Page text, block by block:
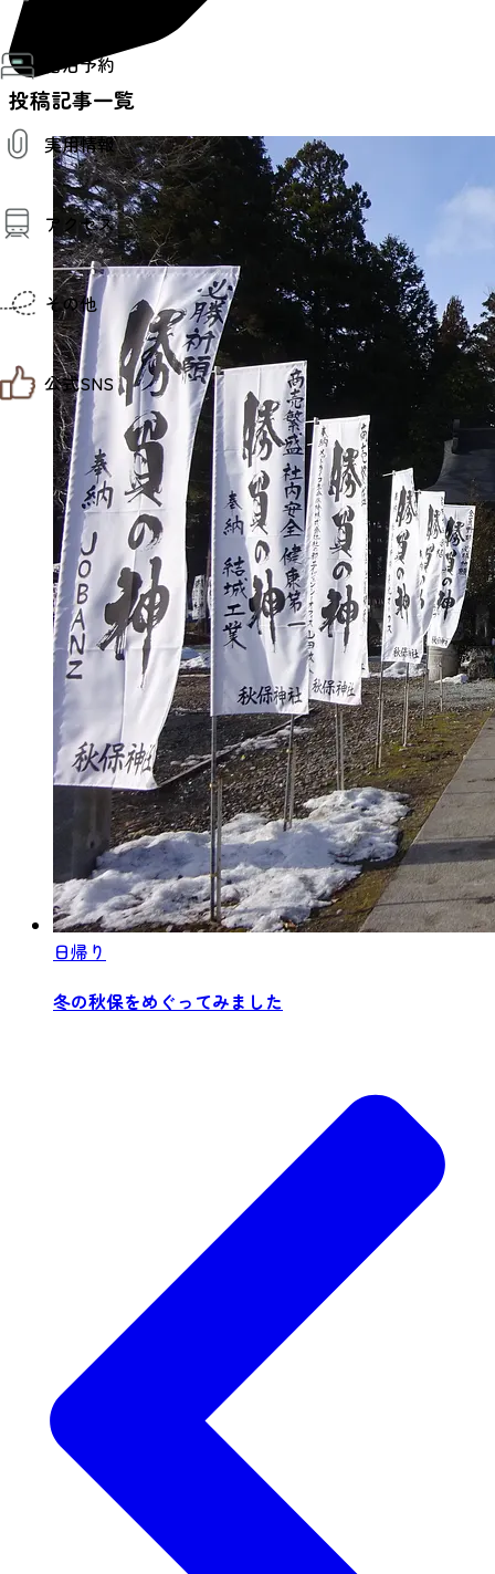
季節のイベント
プロスポーツチーム・プロオーケストラ
仙台の銘品
仙台夜時間
仙台観光マップ
仙台旅先体験コレクション
体験プログラム検索（予約）
体験事業者からのお知らせ
体験トピックス
体験事業者
宿泊予約
実用情報
観光案内
お役立ち情報
観光アプリ
仙台観光マップ
アクセス
仙台までの経路検索
市内の交通情報
お得なチケット
その他
お知らせ
お問い合わせ
教育旅行
観光マップ
せんだい旅日和とは
サイト利用規約
プライバシーポリシー
サイトマップ
仙臺写真館フォトギャラリー
公式SNS
せんだい旅日和 X
せんだい旅日和 Instagram
せんだい旅日和 Facebook
仙台旅先体験コレクション Facebook
仙台旅先体験コレクション Instagaram
投稿記事一覧
日帰り
冬の秋保をめぐってみました